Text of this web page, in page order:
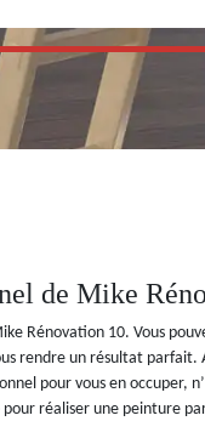
de Mike
Rénovation 10. Vous
rendre un résultat parfait.
pour vous en occuper,
réaliser une peinture